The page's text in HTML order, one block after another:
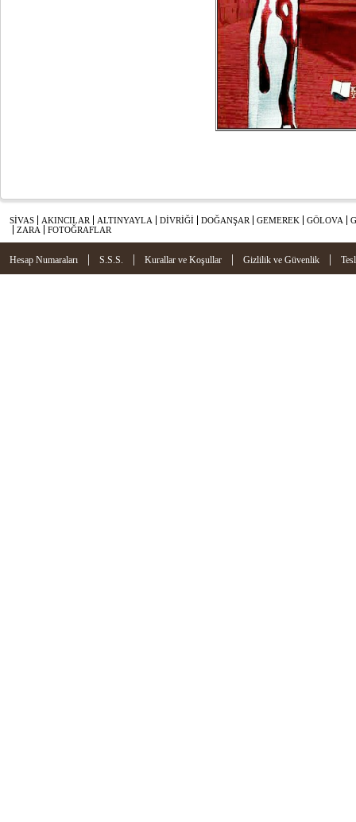
SİVAS AKINCILAR ALTINYAYLA DİVRİĞİ DOĞANŞAR GEMEREK GÖLOVA
ZARA
FOTOĞRAFLAR
Hesap Numaraları | S.S.S. | Kurallar ve Koşullar | Gizlilik ve Güvenlik |